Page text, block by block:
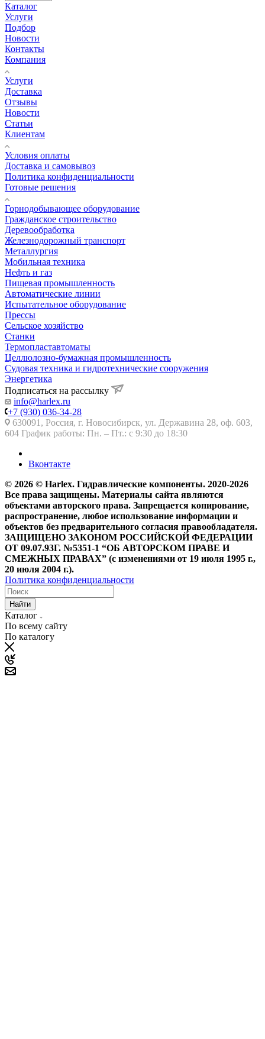
Каталог
Услуги
Подбор
Новости
Контакты
Компания
Услуги
Доставка
Отзывы
Новости
Статьи
Клиентам
Условия оплаты
Доставка и самовывоз
Политика конфиденциальности
Готовые решения
Горнодобывающее оборудование
Гражданское строительство
Деревообработка
Железнодорожный транспорт
Металлургия
Мобильная техника
Нефть и газ
Пищевая промышленность
Автоматические линии
Испытательное оборудование
Прессы
Сельское хозяйство
Станки
Термопластавтоматы
Целлюлозно-бумажная промышленность
Судовая техника и гидротехнические сооружения
Энергетика
Подписаться на рассылку
info@harlex.ru
+7 (930) 036-34-28
630091, Россия, г. Новосибирск, ул. Державина 28, оф. 603,
604 График работы: Пн. – Пт.: с 9:30 до 18:30
Вконтакте
© 2026 © Harlex. Гидравлические компоненты. 2020-2026
Все права защищены. Материалы сайта являются
объектами авторского права. Запрещается копирование,
распространение, любое использование информации и
объектов без предварительного согласия правообладателя.
ЗАЩИЩЕНО ЗАКОНОМ РОССИЙСКОЙ ФЕДЕРАЦИИ
ОТ 09.07.93Г. №5351-1 “ОБ АВТОРСКОМ ПРАВЕ И
СМЕЖНЫХ ПРАВАХ” (с изменениями от 19 июля 1995 г.,
20 июля 2004 г.).
Политика конфиденциальности
Найти
Каталог
По всему сайту
По каталогу